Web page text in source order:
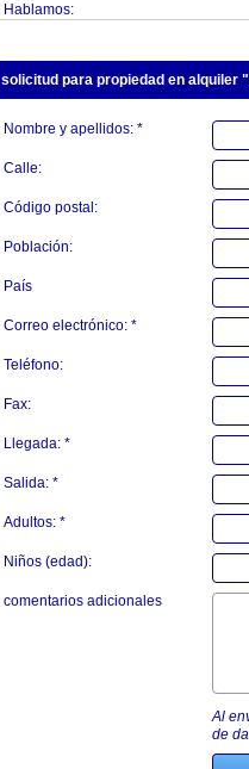
Hablamos:
solicitud para propiedad en alquiler
Nombre y apellidos: *
Calle:
Código postal:
Población:
País
Correo electrónico: *
Teléfono:
Fax:
Llegada: *
Salida: *
Adultos: *
Niños (edad):
comentarios adicionales
Al
de